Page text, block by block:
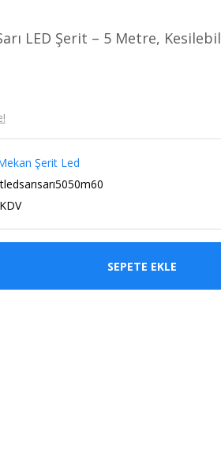
LED Şerit – 5 Metre,
Şerit Led
SEPETE EKLE